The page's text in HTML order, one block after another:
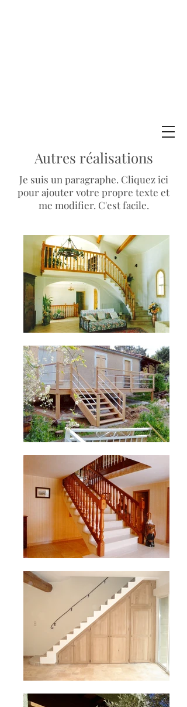
Autres réalisations
Je suis un paragraphe. Cliquez ici
pour ajouter votre propre texte et
me modifier. C'est facile.